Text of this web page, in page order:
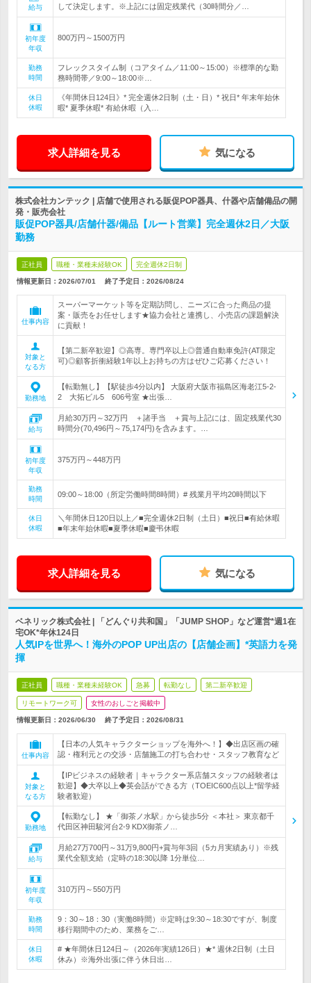
給与 して決定します。※上記には固定残業代（30時間分／…
初年度
年収
800万円～1500万円
勤務
時間
フレックスタイム制（コアタイム／11:00～15:00）※標準的な勤
務時間帯／9:00～18:00※…
休日
休暇
《年間休日124日》* 完全週休2日制（土・日）* 祝日* 年末年始休
暇* 夏季休暇* 有給休暇（入…
求人詳細を見る 気になる
株式会社カンテック | 店舗で使用される販促POP器具、什器や店舗備品の開
発・販売会社
販促POP器具/店舗什器/備品【ルート営業】完全週休2日／大阪
勤務
正社員 職種・業種未経験OK 完全週休2日制
情報更新日：2026/07/01 終了予定日： 2026/08/24
仕事内容
スーパーマーケット等を定期訪問し、ニーズに合った商品の提
案・販売をお任せします★協力会社と連携し、小売店の課題解決
に貢献！
対象と
なる方
【第二新卒歓迎】◎高専。専門卒以上◎普通自動車免許(AT限定
可)◎顧客折衝経験1年以上お持ちの方はぜひご応募ください！
勤務地
【転勤無し】【駅徒歩4分以内】 大阪府大阪市福島区海老江5-2-
2 大拓ビル5 606号室 ★出張…
給与
月給30万円～32万円 ＋諸手当 ＋賞与上記には、固定残業代30
時間分(70,496円～75,174円)を含みます。…
初年度
年収
375万円～448万円
勤務
時間
09:00～18:00（所定労働時間8時間）# 残業月平均20時間以下
休日
休暇
＼年間休日120日以上／■完全週休2日制（土日）■祝日■有給休暇
■年末年始休暇■夏季休暇■慶弔休暇
求人詳細を見る 気になる
ベネリック株式会社 | 「どんぐり共和国」「JUMP SHOP」など運営*週1在
宅OK*年休124日
人気IPを世界へ！海外のPOP UP出店の【店舗企画】*英語力を発
揮
正社員 職種・業種未経験OK 急募 転勤なし 第二新卒歓迎
リモートワーク可 女性のおしごと掲載中
情報更新日：2026/06/30 終了予定日： 2026/08/31
仕事内容
【日本の人気キャラクターショップを海外へ！】◆出店区画の確
認・権利元との交渉・店舗施工の打ち合わせ・スタッフ教育など
対象と
なる方
【IPビジネスの経験者｜キャラクター系店舗スタッフの経験者は
歓迎】◆大卒以上◆英会話ができる方（TOEIC600点以上*留学経
験者歓迎）
勤務地
【転勤なし】 ★「御茶ノ水駅」から徒歩5分 ＜本社＞ 東京都千
代田区神田駿河台2-9 KDX御茶ノ…
給与
月給27万700円～31万9,800円+賞与年3回（5カ月実績あり）※残
業代全額支給（定時の18:30以降 1分単位…
初年度
年収
310万円～550万円
勤務
時間
9：30～18：30（実働8時間）※定時は9:30～18:30ですが、制度
移行期間中のため、業務をご…
休日
休暇
# ★年間休日124日～（2026年実績126日）★* 週休2日制（土日
休み）※海外出張に伴う休日出…